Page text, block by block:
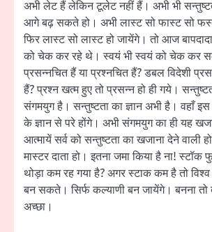
अभी लेट हैं लेकिन टूलेट नहीं हैं। अभी भी
आगे बढ़ सकते हो। अभी लास्ट सो फास्ट सो
फिर लास्ट सो लास्ट हो जायेंगे। तो आज
को चेक कर रहे थे। स्वयं भी स्वयं को चेक कर
प्रसन्नचित हैं या प्रश्नचित हैं? डबल विदेशी
हैं? प्रश्न खत्म हुए तो प्रसन्न हो ही गये।
संगमयुग है। सन्तुष्टता का ज्ञान अभी है। वहाँ
के ज्ञान से परे होंगे। अभी संगमयुग का ही यह
आत्मायें सर्व को सन्तुष्टता का खजाना देने वाली
मास्टर दाता हो। इतना जमा किया है ना! स्टॉक
थोड़ा कम रह गया है? अगर स्टाक कम है तो विश्व
बन सकते। सिर्फ कल्याणी बन जायेंगे। बनना तो
अच्छा।